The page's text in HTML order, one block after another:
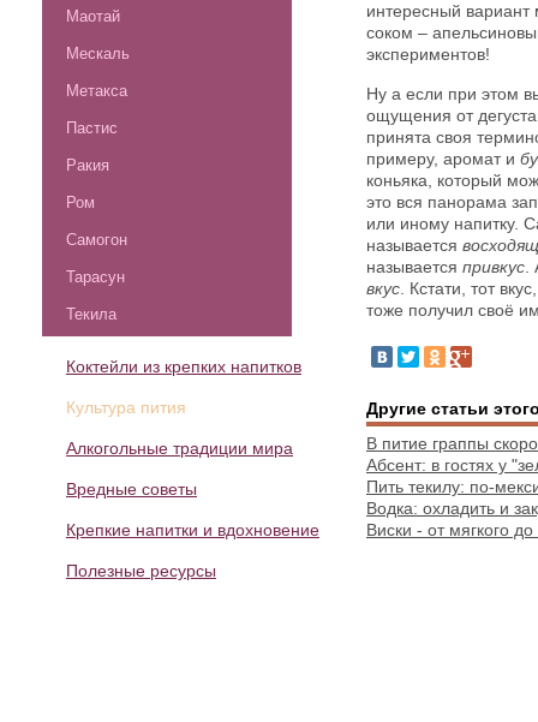
Маотай
Мескаль
Метакса
Пастис
Ракия
Ром
Самогон
Тарасун
Текила
Коктейли из крепких напитков
Культура пития
Алкогольные традиции мира
Вредные советы
Крепкие напитки и вдохновение
Полезные ресурсы
интересный вариант
соком –
экспериментов!
Ну а если при этом
ощущения от
принята своя
примеру, аромат и
коньяка, который
это вся панорама
или иному напитку.
называется
называется привкус
вкус . Кстати, тот
тоже получил своё
Другие статьи
В питие граппы
Абсент: в гостях у
Пить текилу: по-
Водка: охладить и
Виски - от мягкого до